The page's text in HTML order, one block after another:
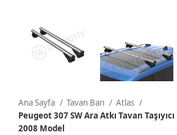
Ana Sayfa Tavan Barı
Atlas
Peugeot 307 SW Ara Atkı Tavan
2008 Model